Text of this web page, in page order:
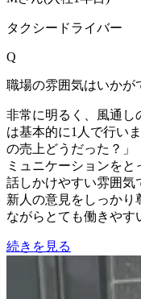
タクシードライバー
Q
職場の雰囲気はいかが
非常に明るく、風通し
は基本的に1人で行い
の売上どうだった？」
ミュニケーションをと
話しかけやすい雰囲気
新人の意見をしっかり
ながらとても働きやす
続きを見る